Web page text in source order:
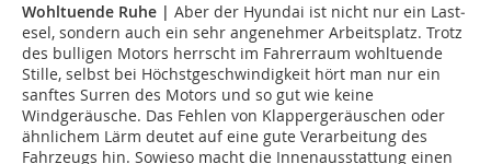
Wohltuende Ruhe | Aber der Hyundai ist nicht nur ein Last­
esel, sondern auch ein sehr angenehmer Arbeitsplatz. Trotz
des bulligen Motors herrscht im Fahrerraum wohltuende
Stille, selbst bei Höchstgeschwindigkeit hört man nur ein
sanftes Surren des Motors und so gut wie keine
Windgeräusche. Das Fehlen von Klappergeräuschen oder
ähnlichem Lärm deutet auf eine gute Verarbeitung des
Fahrzeugs hin. Sowieso macht die Innenausstattung einen